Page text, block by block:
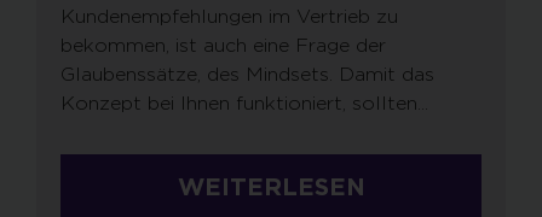
Kundenempfehlungen im Vertrieb zu
bekommen, ist auch eine Frage der
Glaubenssätze, des Mindsets. Damit das
Konzept bei Ihnen funktioniert, sollten...
WEITERLESEN